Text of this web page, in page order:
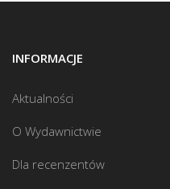
INFORMACJE
Aktualności
O Wydawnictwie
Dla recenzentów